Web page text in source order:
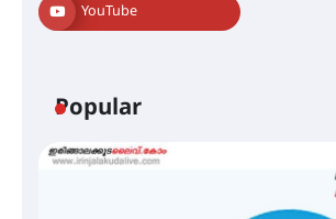
YouTube
Popular